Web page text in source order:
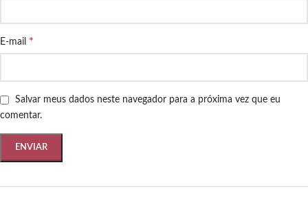
E-mail *
Salvar meus dados neste navegador para a próxima vez que eu
comentar.